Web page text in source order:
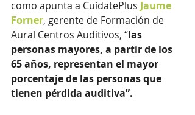
como apunta a CuídatePlus Jaume
Forner, gerente de Formación de
Aural Centros Auditivos, “las
personas mayores, a partir de los
65 años, representan el mayor
porcentaje de las personas que
tienen pérdida auditiva”.